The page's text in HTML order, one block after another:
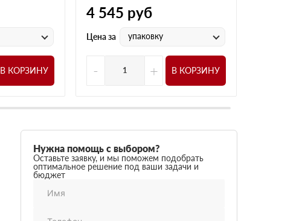
В КОРЗИНУ
4 545 руб
Цена за упаковку
- + В КОРЗИНУ
Нужна помощь с выбором?
Оставьте заявку, и мы поможем подобрать
оптимальное решение под ваши задачи и
бюджет